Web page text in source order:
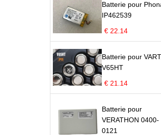
Batterie pour
IP462539
€ 22.14
Batterie pour
V65HT
€ 21.14
Batterie pour
VERATHON 0400-
0121